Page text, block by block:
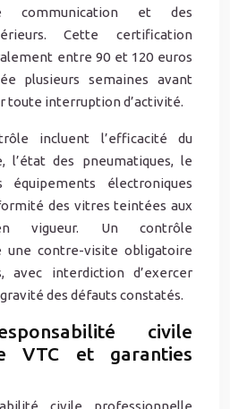
communication et des
Cette certification
entre 90 et 120 euros
plusieurs semaines avant
toute interruption d’activité.
incluent l’efficacité du
l’état des pneumatiques, le
équipements électroniques
des vitres teintées aux
vigueur. Un contrôle
une contre-visite obligatoire
avec interdiction d’exercer
des défauts constatés.
civile
VTC et garanties
civile professionnelle